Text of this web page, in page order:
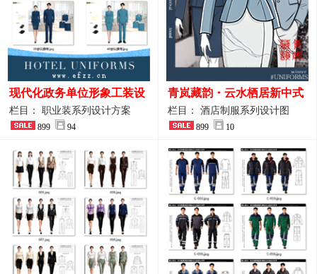
现代化政务单位形象工装设
计｜国风会务接待西装制服
整套方案
栏目： 职业装系列设计方案
899 94
青岚藏韵・云水栖居新中式
酒店全岗位制服设计原创作
品图
栏目： 酒店制服系列设计图
899 10